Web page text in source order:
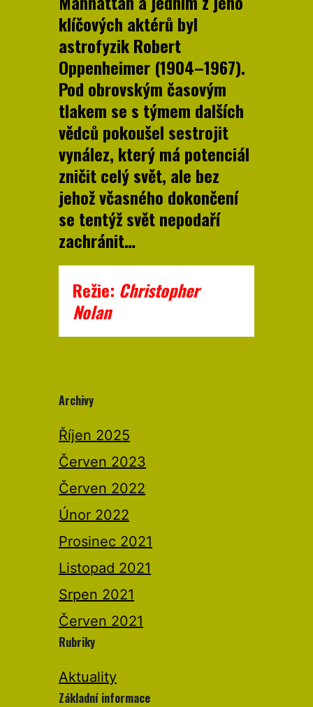
klíčových aktérů byl
astrofyzik Robert
Oppenheimer (1904–1967).
Pod obrovským časovým
tlakem se s týmem dalších
vědců pokoušel sestrojit
vynález, který má potenciál
zničit celý svět, ale bez
jehož včasného dokončení
se tentýž svět nepodaří
zachránit…
Režie: Christopher
Nolan
Archivy
Říjen 2025
Červen 2023
Červen 2022
Únor 2022
Prosinec 2021
Listopad 2021
Srpen 2021
Červen 2021
Rubriky
Aktuality
Základní informace